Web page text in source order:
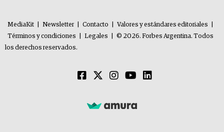
MediaKit Newsletter Contacto Valores y estándares editoriales
Términos y condiciones
Legales
© 2026. Forbes Argentina. Todos
los derechos reservados.